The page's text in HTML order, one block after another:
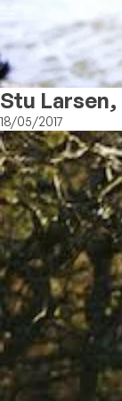
Stu Larsen,
18/05/2017